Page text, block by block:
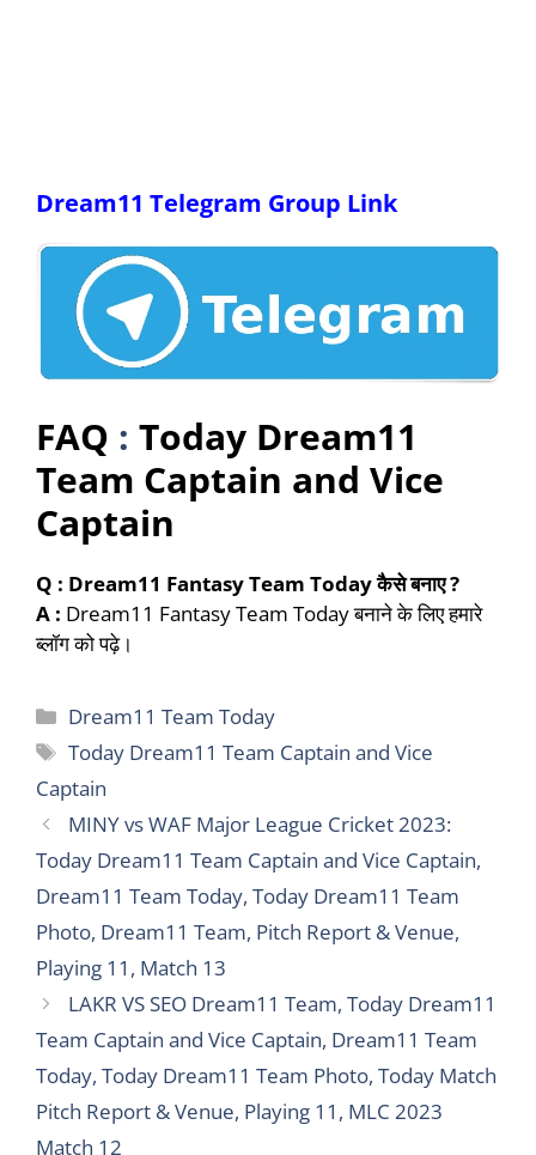
Dream11 Telegram Group Link
FAQ : Today Dream11
Team Captain and Vice
Captain
Q : Dream11 Fantasy Team Today कैसे बनाए ?
A : Dream11 Fantasy Team Today बनाने के लिए हमारे
ब्लॉग को पढ़े।
Categories
Dream11 Team Today
Tags
Today Dream11 Team Captain and Vice
Captain
MINY vs WAF Major League Cricket 2023:
Today Dream11 Team Captain and Vice Captain,
Dream11 Team Today, Today Dream11 Team
Photo, Dream11 Team, Pitch Report & Venue,
Playing 11, Match 13
LAKR VS SEO Dream11 Team, Today Dream11
Team Captain and Vice Captain, Dream11 Team
Today, Today Dream11 Team Photo, Today Match
Pitch Report & Venue, Playing 11, MLC 2023
Match 12